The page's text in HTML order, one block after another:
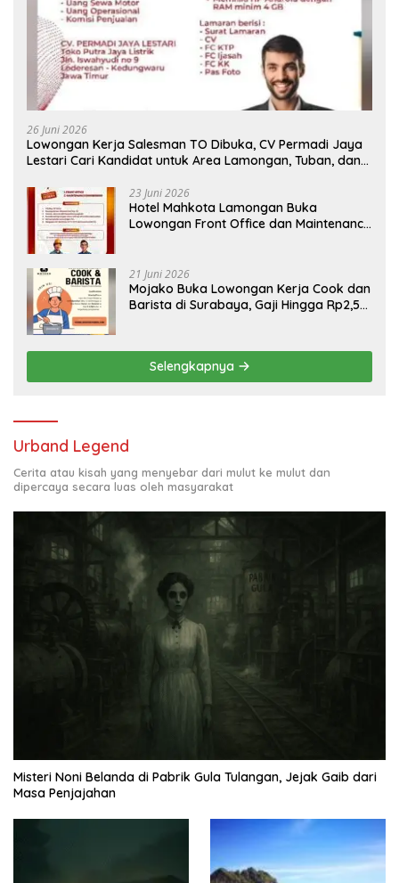
26 Juni 2026
Lowongan Kerja Salesman TO Dibuka, CV Permadi Jaya
Lestari Cari Kandidat untuk Area Lamongan, Tuban, dan
23 Juni 2026
Hotel Mahkota Lamongan Buka
Lowongan Front Office dan Maintenance
21 Juni 2026
Mojako Buka Lowongan Kerja Cook dan
Barista di Surabaya, Gaji Hingga Rp2,5
Selengkapnya
Urband Legend
Cerita atau kisah yang menyebar dari mulut ke mulut dan
dipercaya secara luas oleh masyarakat
Misteri Noni Belanda di Pabrik Gula Tulangan, Jejak Gaib dari
Masa Penjajahan